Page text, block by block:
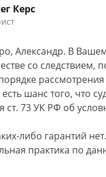
Керс
Александр. В
со следствием,
рассмотрения
шанс того, что
ст. 73 УК РФ об
либо гарантий
практика по